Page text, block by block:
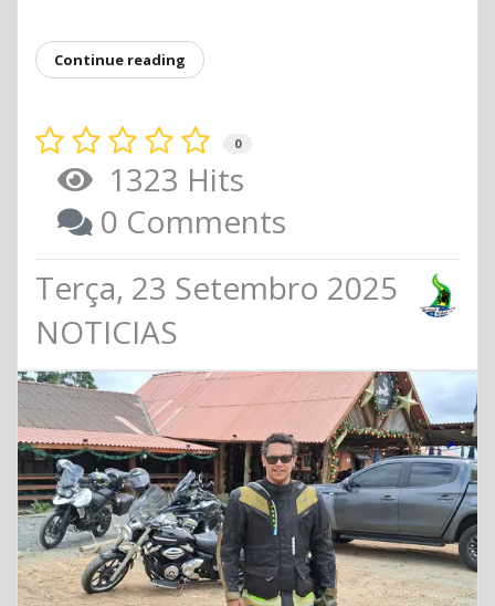
Continue reading
0
1323 Hits
0 Comments
Terça, 23 Setembro 2025
NOTICIAS